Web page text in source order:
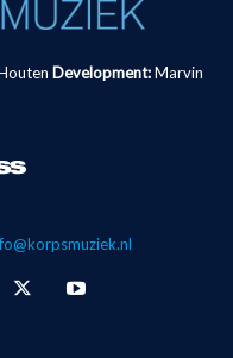
Development: Marvin